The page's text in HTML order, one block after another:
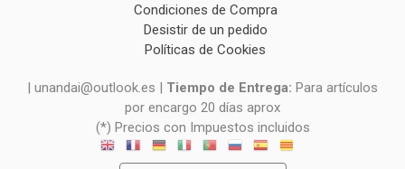
Condiciones de Compra
Desistir de un pedido
Políticas de Cookies
| unandai@outlook.es | Tiempo de Entrega: Para artículos
por encargo 20 días aprox
(*) Precios con Impuestos incluidos